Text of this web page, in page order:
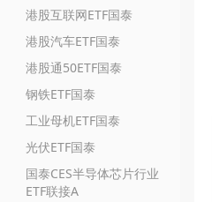
港股互联网ETF国泰
港股汽车ETF国泰
港股通50ETF国泰
钢铁ETF国泰
工业母机ETF国泰
光伏ETF国泰
国泰CES半导体芯片行业
ETF联接A